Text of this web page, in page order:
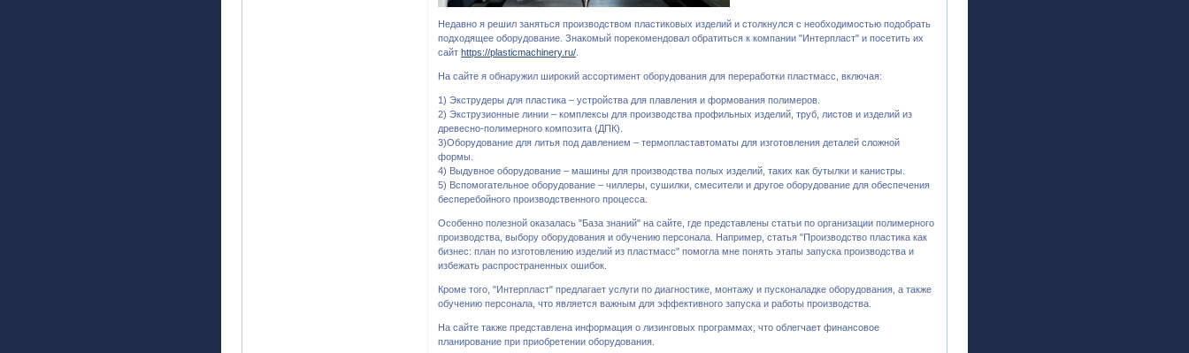
Недавно я решил заняться производством пластиковых изделий и столкнулся с необходимостью подобрать
подходящее оборудование. Знакомый порекомендовал обратиться к компании "Интерпласт" и посетить их
сайтhttps://plasticmachinery.ru/
На сайте я обнаружил широкий ассортимент оборудования для переработки пластмасс, включая:
1) Экструдеры для пластика – устройства для плавления и формования полимеров.
2) Экструзионные линии – комплексы для производства профильных изделий, труб, листов и изделий из
древесно-полимерного композита (ДПК).
3)Оборудование для литья под давлением – термопластавтоматы для изготовления деталей сложной
формы.
4) Выдувное оборудование – машины для производства полых изделий, таких как бутылки и канистры.
5) Вспомогательное оборудование – чиллеры, сушилки, смесители и другое оборудование для обеспечения
бесперебойного производственного процесса.
Особенно полезной оказалась "База знаний" на сайте, где представлены статьи по организации полимерного
производства, выбору оборудования и обучению персонала. Например, статья "Производство пластика как
бизнес: план по изготовлению изделий из пластмасс" помогла мне понять этапы запуска производства и
избежать распространенных ошибок.
Кроме того, "Интерпласт" предлагает услуги по диагностике, монтажу и пусконаладке оборудования, а также
обучению персонала, что является важным для эффективного запуска и работы производства.
На сайте также представлена информация о лизинговых программах, что облегчает финансовое
планирование при приобретении оборудования.